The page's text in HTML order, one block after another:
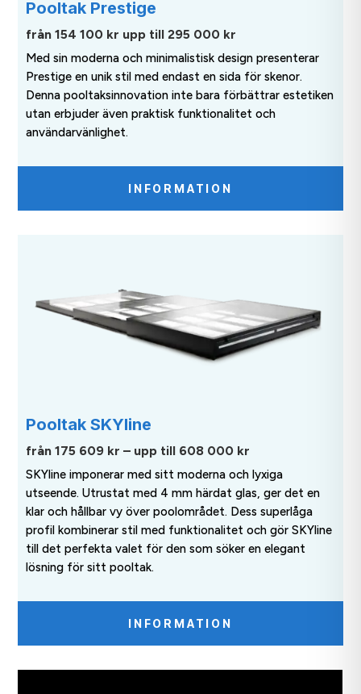
Pooltak Prestige
från 154 100 kr upp till 295 000 kr
Med sin moderna och minimalistisk design presenterar
Prestige en unik stil med endast en sida för skenor.
Denna pooltaksinnovation inte bara förbättrar estetiken
utan erbjuder även praktisk funktionalitet och
användarvänlighet.
INFORMATION
Pooltak SKYline
från 175 609 kr – upp till 608 000 kr
SKYline imponerar med sitt moderna och lyxiga
utseende. Utrustat med 4 mm härdat glas, ger det en
klar och hållbar vy över poolområdet. Dess superlåga
profil kombinerar stil med funktionalitet och gör SKYline
till det perfekta valet för den som söker en elegant
lösning för sitt pooltak.
INFORMATION